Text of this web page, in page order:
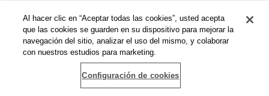
Afíliate
individuales e institucionales, en más de 180 países. Nuestrxs
Al hacer clic en “Aceptar todas las cookies”, usted acepta
que las cookies se guarden en su dispositivo para mejorar la
navegación del sitio, analizar el uso del mismo, y colaborar
con nuestros estudios para marketing.
Configuración de cookies